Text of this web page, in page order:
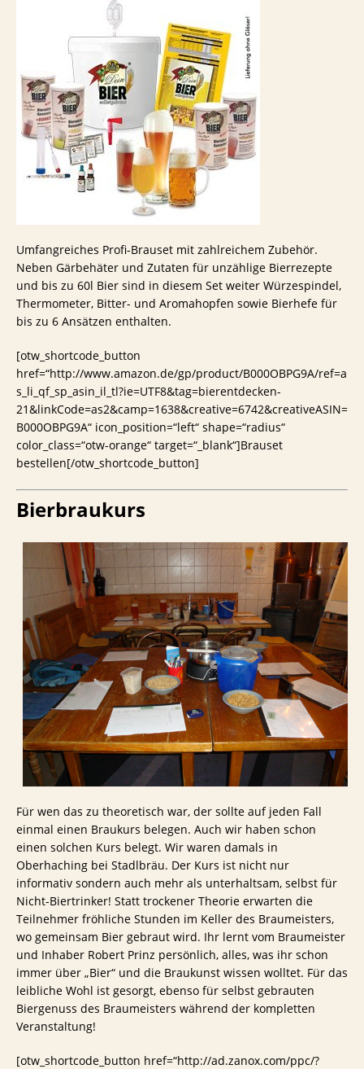
Umfangreiches Profi-Brauset mit zahlreichem Zubehör.
Neben Gärbehäter und Zutaten für unzählige Bierrezepte
und bis zu 60l Bier sind in diesem Set weiter Würzespindel,
Thermometer, Bitter- und Aromahopfen sowie Bierhefe für
bis zu 6 Ansätzen enthalten.
[otw_shortcode_button
href=“http://www.amazon.de/gp/product/B000OBPG9A/ref=a
s_li_qf_sp_asin_il_tl?ie=UTF8&tag=bierentdecken-
21&linkCode=as2&camp=1638&creative=6742&creativeASIN=
B000OBPG9A“ icon_position=“left“ shape=“radius“
color_class=“otw-orange“ target=“_blank“]Brauset
bestellen[/otw_shortcode_button]
Bierbraukurs
Für wen das zu theoretisch war, der sollte auf jeden Fall
einmal einen Braukurs belegen. Auch wir haben schon
einen solchen Kurs belegt. Wir waren damals in
Oberhaching bei Stadlbräu. Der Kurs ist nicht nur
informativ sondern auch mehr als unterhaltsam, selbst für
Nicht-Biertrinker! Statt trockener Theorie erwarten die
Teilnehmer fröhliche Stunden im Keller des Braumeisters,
wo gemeinsam Bier gebraut wird. Ihr lernt vom Braumeister
und Inhaber Robert Prinz persönlich, alles, was ihr schon
immer über „Bier“ und die Braukunst wissen wolltet. Für das
leibliche Wohl ist gesorgt, ebenso für selbst gebrauten
Biergenuss des Braumeisters während der kompletten
Veranstaltung!
[otw_shortcode_button href=“http://ad.zanox.com/ppc/?